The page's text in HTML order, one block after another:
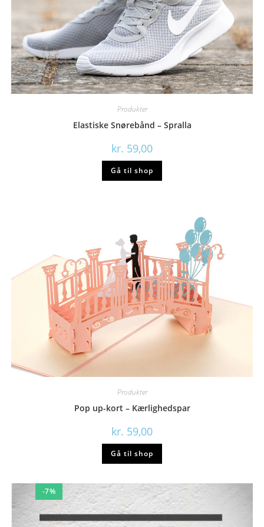
Produkter
Elastiske Snørebånd – Spralla
kr. 59,00
Gå til shop
Produkter
Pop up-kort – Kærlighedspar
kr. 59,00
Gå til shop
-7%